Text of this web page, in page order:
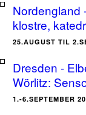
Nordengland
klostre,
25.AUGUST TIL
Dresden -
Wörlitz:
1.-6.SEPTEMBER